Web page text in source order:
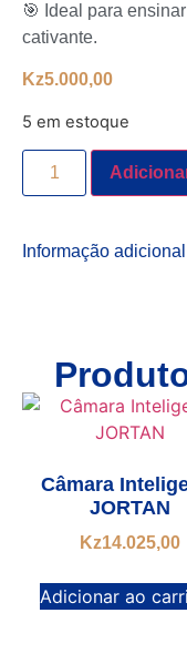
🎯 Ideal para
cativante.
Kz5.000,00
5 em estoque
Informação adicional
Câmara
JORTAN
Kz14.025,00
Adicionar ao